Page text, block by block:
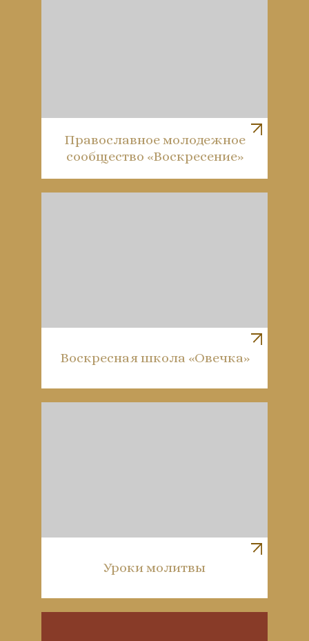
Уроки молитвы
Воскресная школа «Овечка»
Православное молодежное
сообщество «Воскресение»